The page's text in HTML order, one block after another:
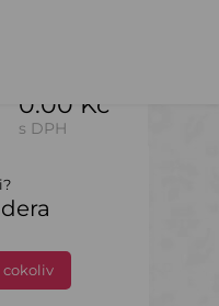
0.00 Kč
s DPH
cokoliv